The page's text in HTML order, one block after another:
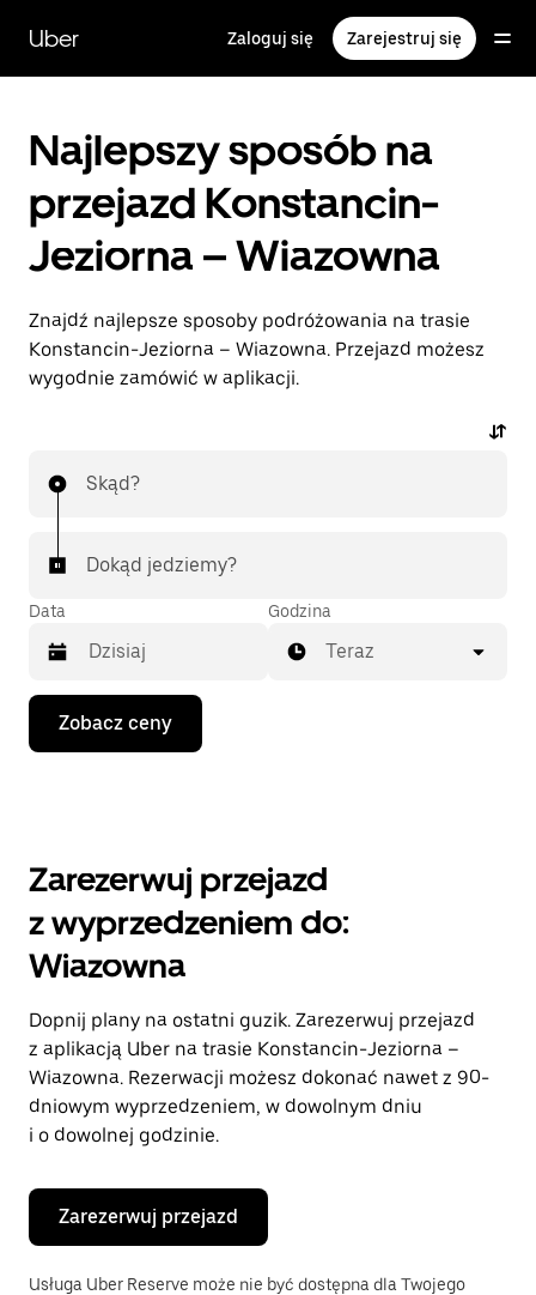
głównej
zawartości
Uber Zaloguj się Zarejestruj się
Najlepszy sposób na
przejazd Konstancin-
Jeziorna – Wiazowna
Znajdź najlepsze sposoby podróżowania na trasie
Konstancin-Jeziorna – Wiazowna. Przejazd możesz
wygodnie zamówić w aplikacji.
Skąd?
Dokąd jedziemy?
Data
Naciśnij
klawisz
strzałki
i wybrać
Naciśnij
klawisz
„Escape”,
zamknąć
kalendarz.
Godzina
Teraz
Zobacz ceny
Zarezerwuj przejazd
z wyprzedzeniem do:
Wiazowna
Dopnij plany na ostatni guzik. Zarezerwuj przejazd
z aplikacją Uber na trasie Konstancin-Jeziorna –
Wiazowna. Rezerwacji możesz dokonać nawet z 90-
dniowym wyprzedzeniem, w dowolnym dniu
i o dowolnej godzinie.
Zarezerwuj przejazd
Usługa Uber Reserve może nie być dostępna dla Twojego